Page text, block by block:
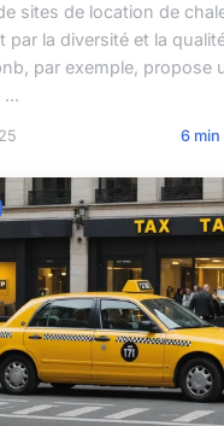
sites de location de
par la diversité et la
par exemple, propose
...
6